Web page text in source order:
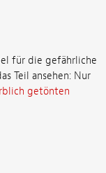
für die gefährliche
Teil ansehen: Nur
getönten